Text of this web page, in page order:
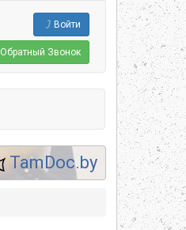
Войти
Обратный Звонок
TamDoc.by